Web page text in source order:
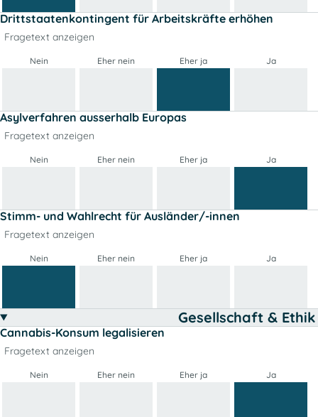
Drittstaatenkontingent für Arbeitskräfte erhöhen
Fragetext anzeigen
Nein Eher nein Eher ja Ja
Asylverfahren ausserhalb Europas
Fragetext anzeigen
Nein Eher nein Eher ja Ja
Stimm- und Wahlrecht für Ausländer/-innen
Fragetext anzeigen
Nein Eher nein Eher ja Ja
Gesellschaft & Ethik
Cannabis-Konsum legalisieren
Fragetext anzeigen
Nein Eher nein Eher ja Ja